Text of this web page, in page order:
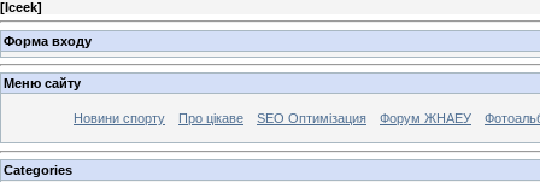
[Iceek]
Форма входу
Меню сайту
Новини спорту Про цікаве SEO Оптимізация Форум ЖНАЕУ
Categories